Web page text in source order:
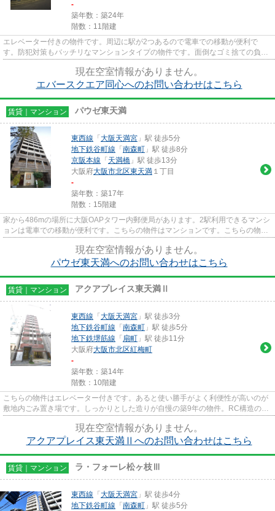
-
築年数：築24年
階数：11階建
エレベーター付きの物件です。周辺に駅が2つあるので電車での移動が便利で
す。防犯対策もバッチリなマンションタイプの物件です。面倒なゴミ捨ての負担
現在空室情報がありません。
エバースクエア同心へのお問い合わせはこちら
賃貸｜マンション パウゼ東天満
東西線 「 大阪天満宮 」駅 徒歩5分
地下鉄谷町線 「 南森町 」駅 徒歩8分
京阪本線 「 天満橋 」駅 徒歩13分
大阪府大阪市北区東天満 １丁目
-
築年数：築17年
階数：15階建
家から486mの場所に大阪OAPタワー内郵便局があります。2駅利用できるマンシ
ョンは電車での移動が便利です。こちらの物件はマンションです。こちらの物件
現在空室情報がありません。
パウゼ東天満へのお問い合わせはこちら
賃貸｜マンション アクアプレイス東天満Ⅱ
東西線 「 大阪天満宮 」駅 徒歩3分
地下鉄谷町線 「 南森町 」駅 徒歩5分
地下鉄堺筋線 「 扇町 」駅 徒歩11分
大阪府大阪市北区紅梅町
-
築年数：築14年
階数：10階建
こちらの物件はエレベーター付きです。あると使い勝手がよく利便性が高いのが
敷地内ごみ置き場です。しっかりとした造りが自慢の築9年の物件。RC構造の物
現在空室情報がありません。
アクアプレイス東天満Ⅱへのお問い合わせはこちら
賃貸｜マンション ラ・フォーレ松ヶ枝Ⅲ
東西線 「 大阪天満宮 」駅 徒歩4分
地下鉄谷町線 「 南森町 」駅 徒歩5分